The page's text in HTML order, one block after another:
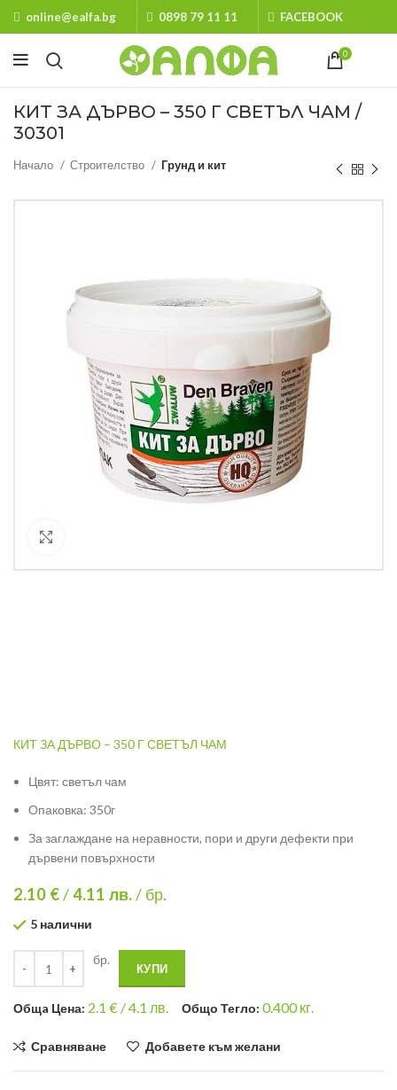
online@ealfa.bg 0898 79 11 11 FACEBOOK
0
КИТ ЗА ДЪРВО – 350 Г СВЕТЪЛ ЧАМ /
30301
Начало Строителство Грунд и кит
КИТ ЗА ДЪРВО – 350 Г СВЕТЪЛ ЧАМ
Цвят: светъл чам
Опаковка: 350г
За заглаждане на неравности, пори и други дефекти при
дървени повърхности
2.10 €/4.11 лв./ бр.
5 налични
бр.
КУПИ
Общa Цена: 2.1 € /4.1 лв. Общо Тегло: 0.400кг.
Сравняване Добавете към желани